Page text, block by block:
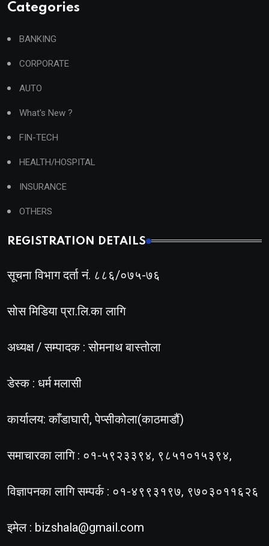
Categories
BANKING
CORPORATE
AUTO
What's New ?
FIN-TECH
HEALTH/HOSPITAL
INSURANCE
OTHERS
REGISTRATION DETAILS
सूचना विभाग दर्ता नं. ८८६/०७५-७६
सोस मिडिया प्रा.लि.का लागि
अध्यक्ष / सम्पादक : सोमनाथ बास्तोला
डेस्क : धर्म मलासी
कार्यालय: काँडाघारी, पेप्सीकोला(काठमाडौं)
समाचारका लागि : ०१-५९२३३९४, ९८५१०१५३९४,
विज्ञापनका लागि सम्पर्क : ०१-४९९३१९७, ९७०३०११६२६
इमेल : bizshala@gmail.com